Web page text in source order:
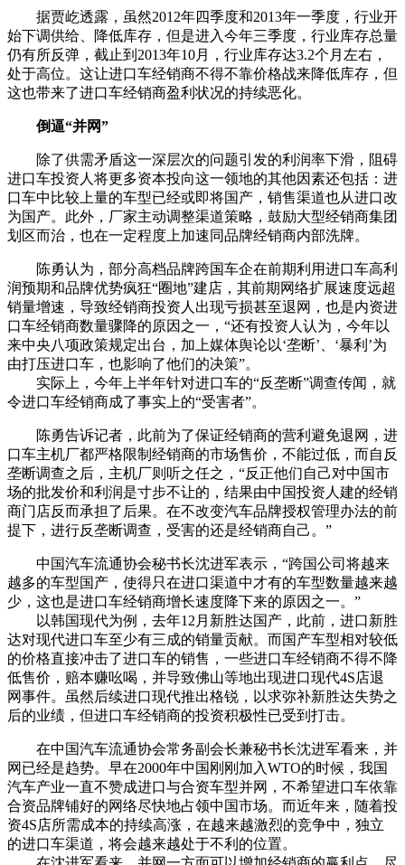
据贾屹透露，虽然2012年四季度和2013年一季度，行业开
始下调供给、降低库存，但是进入今年三季度，行业库存总量
仍有所反弹，截止到2013年10月，行业库存达3.2个月左右，
处于高位。这让进口车经销商不得不靠价格战来降低库存，但
这也带来了进口车经销商盈利状况的持续恶化。
倒逼“并网”
除了供需矛盾这一深层次的问题引发的利润率下滑，阻碍
进口车投资人将更多资本投向这一领地的其他因素还包括：进
口车中比较上量的车型已经或即将国产，销售渠道也从进口改
为国产。此外，厂家主动调整渠道策略，鼓励大型经销商集团
划区而治，也在一定程度上加速同品牌经销商内部洗牌。
陈勇认为，部分高档品牌跨国车企在前期利用进口车高利
润预期和品牌优势疯狂“圈地”建店，其前期网络扩展速度远超
销量增速，导致经销商投资人出现亏损甚至退网，也是内资进
口车经销商数量骤降的原因之一，“还有投资人认为，今年以
来中央八项政策规定出台，加上媒体舆论以‘垄断’、‘暴利’为
由打压进口车，也影响了他们的决策”。
实际上，今年上半年针对进口车的“反垄断”调查传闻，就
令进口车经销商成了事实上的“受害者”。
陈勇告诉记者，此前为了保证经销商的营利避免退网，进
口车主机厂都严格限制经销商的市场售价，不能过低，而自反
垄断调查之后，主机厂则听之任之，“反正他们自己对中国市
场的批发价和利润是寸步不让的，结果由中国投资人建的经销
商门店反而承担了后果。在不改变汽车品牌授权管理办法的前
提下，进行反垄断调查，受害的还是经销商自己。”
中国汽车流通协会秘书长沈进军表示，“跨国公司将越来
越多的车型国产，使得只在进口渠道中才有的车型数量越来越
少，这也是进口车经销商增长速度降下来的原因之一。”
以韩国现代为例，去年12月新胜达国产，此前，进口新胜
达对现代进口车至少有三成的销量贡献。而国产车型相对较低
的价格直接冲击了进口车的销售，一些进口车经销商不得不降
低售价，赔本赚吆喝，并导致佛山等地出现进口现代4S店退
网事件。虽然后续进口现代推出格锐，以求弥补新胜达失势之
后的业绩，但进口车经销商的投资积极性已受到打击。
在中国汽车流通协会常务副会长兼秘书长沈进军看来，并
网已经是趋势。早在2000年中国刚刚加入WTO的时候，我国
汽车产业一直不赞成进口与合资车型并网，不希望进口车依靠
合资品牌铺好的网络尽快地占领中国市场。而近年来，随着投
资4S店所需成本的持续高涨，在越来越激烈的竞争中，独立
的进口车渠道，将会越来越处于不利的位置。